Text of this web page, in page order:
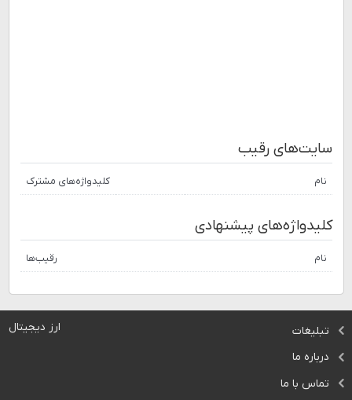
سایت‌های رقیب
نام کلیدواژه‌های مشترک
کلیدواژه‌های پیشنهادی
نام رقیب‌ها
ارز دیجیتال
تبلیغات
درباره ما
تماس با ما